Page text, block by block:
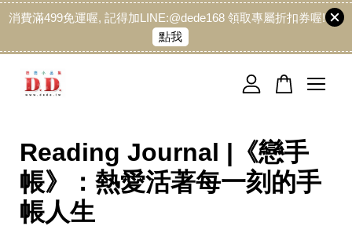
消費滿499免運喔, 記得加LINE:@dede168 領取專屬折扣券喔!
點我
Reading Journal |《戀手
帳》：熱愛活著每一刻的手
帳人生
您的購物車目前還是空的。